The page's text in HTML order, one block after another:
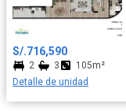
S/.716,590
2 3
105m²
Detalle de unidad